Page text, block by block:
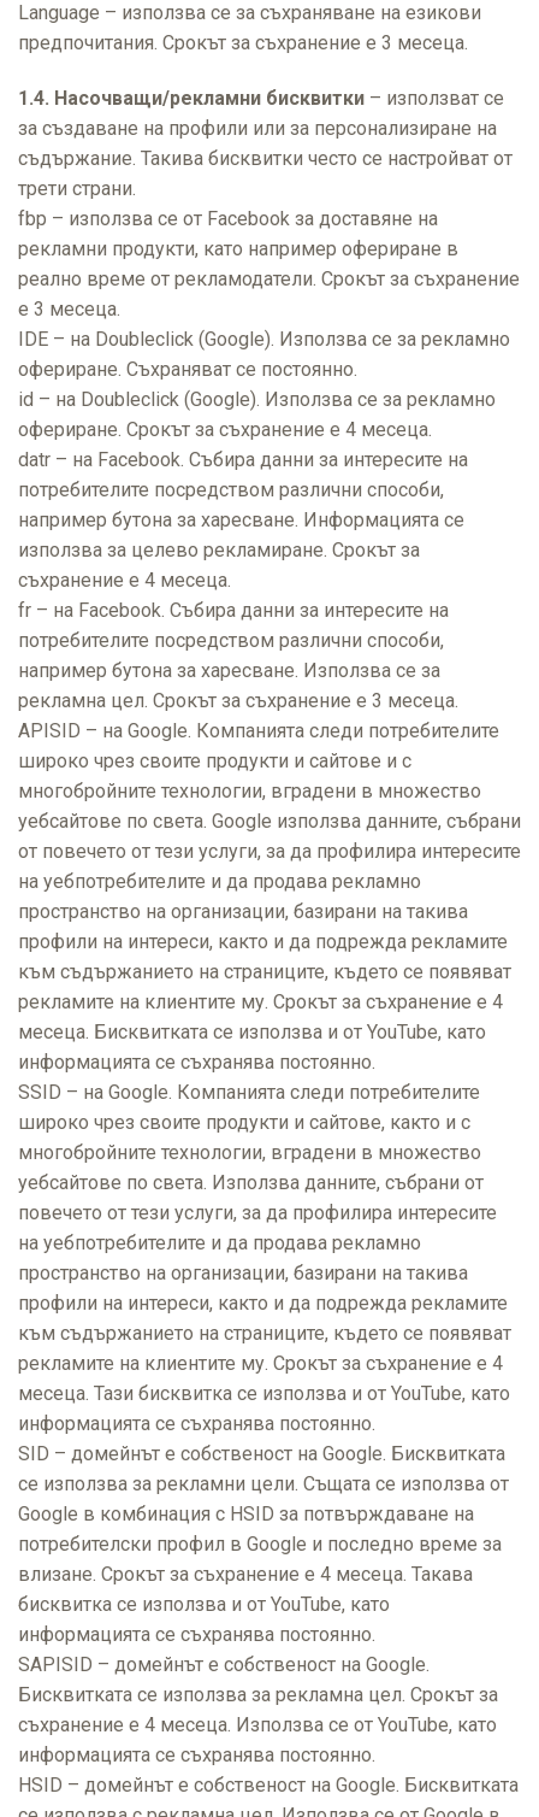
Language – използва се за съхраняване на езикови
предпочитания. Срокът за съхранение е 3 месеца.
1.4. Насочващи/рекламни бисквитки – използват се
за създаване на профили или за персонализиране на
съдържание. Такива бисквитки често се настройват от
трети страни.
fbp – използва се от Facebook за доставяне на
рекламни продукти, като например офериране в
реално време от рекламодатели. Срокът за съхранение
е 3 месеца.
IDE – на Doubleclick (Google). Използва се за рекламно
офериране. Съхраняват се постоянно.
id – на Doubleclick (Google). Използва се за рекламно
офериране. Срокът за съхранение е 4 месеца.
datr – на Facebook. Събира данни за интересите на
потребителите посредством различни способи,
например бутона за харесване. Информацията се
използва за целево рекламиране. Срокът за
съхранение е 4 месеца.
fr – на Facebook. Събира данни за интересите на
потребителите посредством различни способи,
например бутона за харесване. Използва се за
рекламна цел. Срокът за съхранение е 3 месеца.
APISID – на Google. Компанията следи потребителите
широко чрез своите продукти и сайтове и с
многобройните технологии, вградени в множество
уебсайтове по света. Google използва данните, събрани
от повечето от тези услуги, за да профилира интересите
на уебпотребителите и да продава рекламно
пространство на организации, базирани на такива
профили на интереси, както и да подрежда рекламите
към съдържанието на страниците, където се появяват
рекламите на клиентите му. Срокът за съхранение е 4
месеца. Бисквитката се използва и от YouTube, като
информацията се съхранява постоянно.
SSID – на Google. Компанията следи потребителите
широко чрез своите продукти и сайтове, както и с
многобройните технологии, вградени в множество
уебсайтове по света. Използва данните, събрани от
повечето от тези услуги, за да профилира интересите
на уебпотребителите и да продава рекламно
пространство на организации, базирани на такива
профили на интереси, както и да подрежда рекламите
към съдържанието на страниците, където се появяват
рекламите на клиентите му. Срокът за съхранение е 4
месеца. Тази бисквитка се използва и от YouTube, като
информацията се съхранява постоянно.
SID – домейнът е собственост на Google. Бисквитката
се използва за рекламни цели. Същата се използва от
Google в комбинация с HSID за потвърждаване на
потребителски профил в Google и последно време за
влизане. Срокът за съхранение е 4 месеца. Такава
бисквитка се използва и от YouTube, като
информацията се съхранява постоянно.
SAPISID – домейнът е собственост на Google.
Бисквитката се използва за рекламна цел. Срокът за
съхранение е 4 месеца. Използва се от YouTube, като
информацията се съхранява постоянно.
HSID – домейнът е собственост на Google. Бисквитката